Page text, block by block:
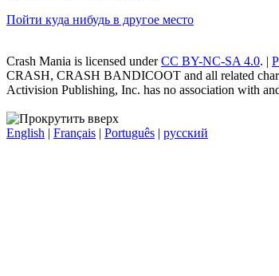
Пойти куда нибудь в другое место
Crash Mania is licensed underCC BY-NC-SA 4.0. |
CRASH, CRASH BANDICOOT and all related
Activision Publishing, Inc. has no association with
English | Français | Português | русский